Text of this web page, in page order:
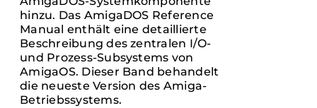
hinzu. Das AmigaDOS Reference
Manual enthält eine detaillierte
Beschreibung des zentralen I/O-
und Prozess-Subsystems von
AmigaOS. Dieser Band behandelt
die neueste Version des Amiga-
Betriebssystems.